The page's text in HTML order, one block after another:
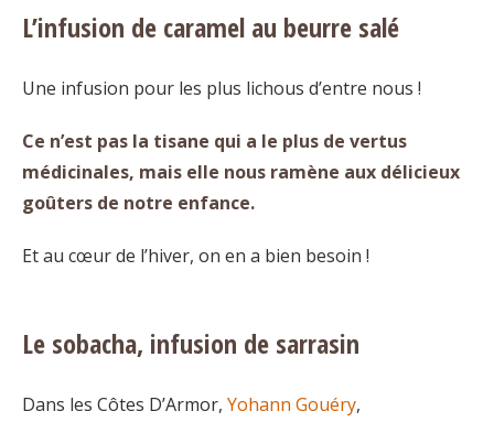
L’infusion de caramel au beurre salé
Une infusion pour les plus lichous d’entre nous !
Ce n’est pas la tisane qui a le plus de vertus
médicinales, mais elle nous ramène aux délicieux
goûters de notre enfance.
Et au cœur de l’hiver, on en a bien besoin !
Le sobacha, infusion de sarrasin
Dans les Côtes D’Armor, Yohann Gouéry,